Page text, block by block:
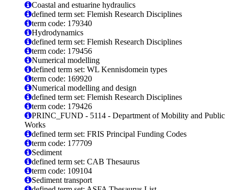
Coastal and estuarine hydraulics
defined term set: Flemish Research Disciplines
term code: 179340
Hydrodynamics
defined term set: Flemish Research Disciplines
term code: 179456
Numerical modelling
defined term set: WL Kennisdomein types
term code: 169920
Numerical modelling and design
defined term set: Flemish Research Disciplines
term code: 179426
PRINC_FUND - 5114 - Department of Mobility and Public
Works
defined term set: FRIS Principal Funding Codes
term code: 177709
Sediment
defined term set: CAB Thesaurus
term code: 109104
Sediment transport